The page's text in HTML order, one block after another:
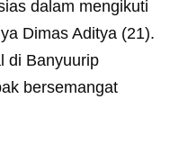
dalam mengikuti
Dimas Aditya (21).
di Banyuurip
bersemangat